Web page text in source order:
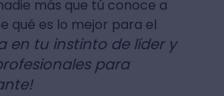
más que tú conoce a
qué es lo mejor para el
en tu instinto de líder y
para